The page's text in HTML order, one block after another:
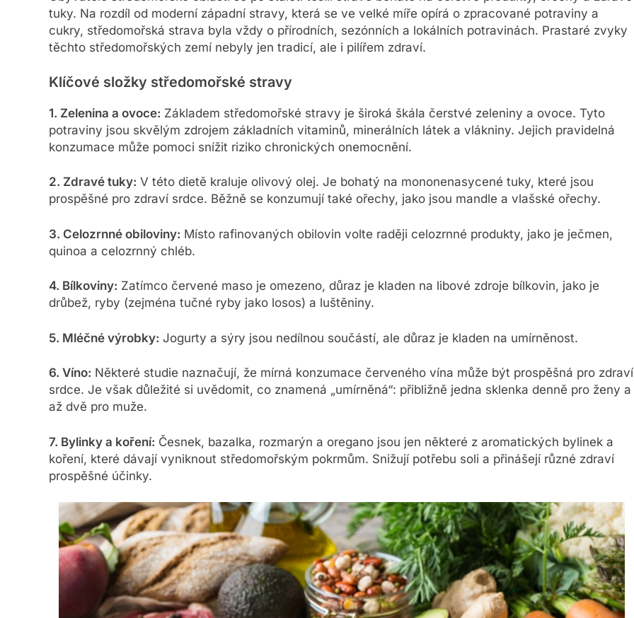
tuky. Na rozdíl od moderní západní stravy, která se ve velké míře opírá o zpracované potraviny a
cukry, středomořská strava byla vždy o přírodních, sezónních a lokálních potravinách. Prastaré zvyky
těchto středomořských zemí nebyly jen tradicí, ale i pilířem zdraví.
Klíčové složky středomořské stravy
1. Zelenina a ovoce: Základem středomořské stravy je široká škála čerstvé zeleniny a ovoce. Tyto
potraviny jsou skvělým zdrojem základních vitaminů, minerálních látek a vlákniny. Jejich pravidelná
konzumace může pomoci snížit riziko chronických onemocnění.
2. Zdravé tuky: V této dietě kraluje olivový olej. Je bohatý na mononenasycené tuky, které jsou
prospěšné pro zdraví srdce. Běžně se konzumují také ořechy, jako jsou mandle a vlašské ořechy.
3. Celozrnné obiloviny: Místo rafinovaných obilovin volte raději celozrnné produkty, jako je ječmen,
quinoa a celozrnný chléb.
4. Bílkoviny: Zatímco červené maso je omezeno, důraz je kladen na libové zdroje bílkovin, jako je
drůbež, ryby (zejména tučné ryby jako losos) a luštěniny.
5. Mléčné výrobky: Jogurty a sýry jsou nedílnou součástí, ale důraz je kladen na umírněnost.
6. Víno: Některé studie naznačují, že mírná konzumace červeného vína může být prospěšná pro zdraví
srdce. Je však důležité si uvědomit, co znamená „umírněná“: přibližně jedna sklenka denně pro ženy a
až dvě pro muže.
7. Bylinky a koření: Česnek, bazalka, rozmarýn a oregano jsou jen některé z aromatických bylinek a
koření, které dávají vyniknout středomořským pokrmům. Snižují potřebu soli a přinášejí různé zdraví
prospěšné účinky.